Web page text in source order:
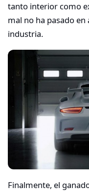
tanto interior como
mal no ha pasado
industria.
Finalmente, el